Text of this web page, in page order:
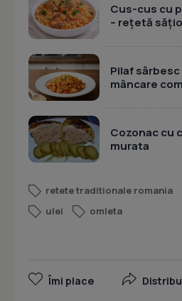
Cus-cus cu
– rețetă
Pilaf
mâncare
Cozonac cu
murata
retete traditionale romania
ulei
omleta
Îmi place